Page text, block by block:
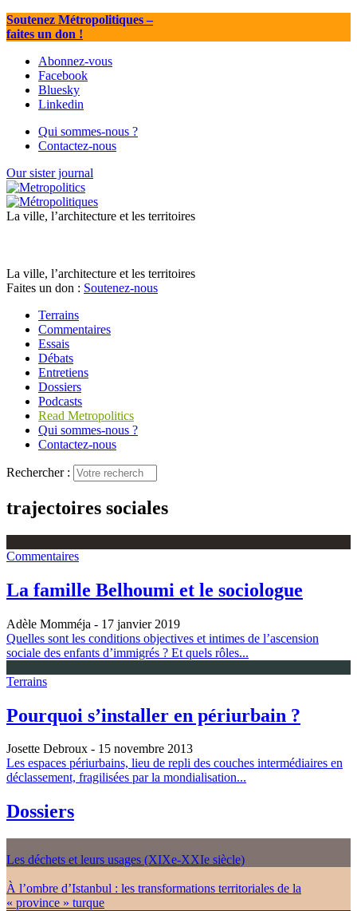
Soutenez Métropolitiques–
faites un don !
Abonnez-vous
Facebook
Bluesky
Linkedin
Qui sommes-nous ?
Contactez-nous
Our sister journal
La ville, l’architecture et les territoires
La ville, l’architecture et les territoires
Faites un don : Soutenez-nous
Terrains
Commentaires
Essais
Débats
Entretiens
Dossiers
Podcasts
Read Metropolitics
Qui sommes-nous ?
Contactez-nous
Rechercher :
trajectoires sociales
Commentaires
La famille Belhoumi et le sociologue
Adèle Momméja - 17 janvier 2019
Quelles sont les conditions objectives et intimes de l’ascension
sociale des enfants d’immigrés ? Et quels rôles...
Terrains
Pourquoi s’installer en périurbain ?
Josette Debroux - 15 novembre 2013
Les espaces périurbains, lieu de repli des couches intermédiaires en
déclassement, fragilisées par la mondialisation...
Dossiers
Les déchets et leurs usages (XIXe-XXIe siècle)
À l’ombre d’Istanbul : les transformations territoriales de la
« province » turque